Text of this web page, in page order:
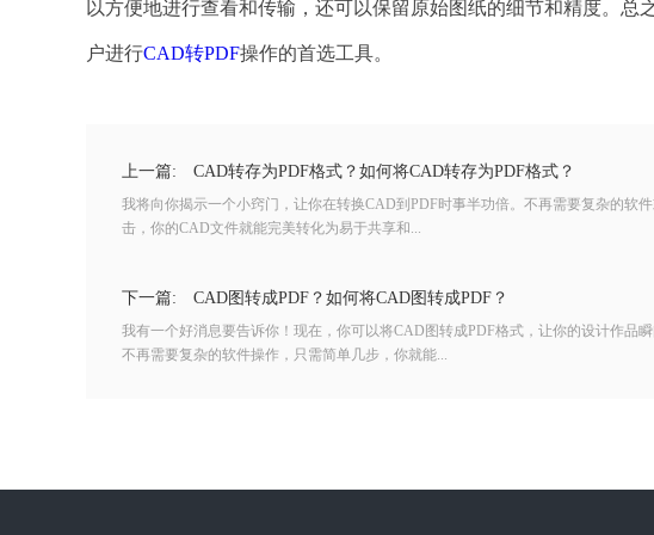
以方便地进行查看和传输，还可以保留原始图纸的细节和精度。
户进行CAD转PDF操作的首选工具。
上一篇: CAD转存为PDF格式？如何将CAD转存为PDF格式？
我将向你揭示一个小窍门，让你在转换CAD到PDF时事半功倍。不再需要复杂的软
击，你的CAD文件就能完美转化为易于共享和...
下一篇: CAD图转成PDF？如何将CAD图转成PDF？
我有一个好消息要告诉你！现在，你可以将CAD图转成PDF格式，让你的设计作品瞬
不再需要复杂的软件操作，只需简单几步，你就能...